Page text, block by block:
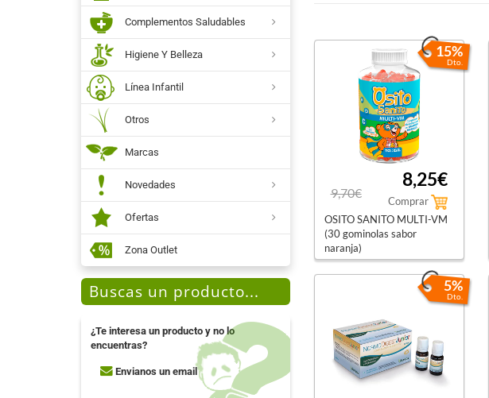
Complementos Saludables
Higiene Y Belleza
Línea Infantil
Otros
Marcas
Novedades
Ofertas
Zona Outlet
Buscas un producto...
¿Te interesa un producto y no lo
encuentras?
Envianos un email
15%
Dto.
9,70€
8,25€
Comprar
OSITO SANITO MULTI-VM
(30 gominolas sabor
naranja)
tongil
5%
Dto.